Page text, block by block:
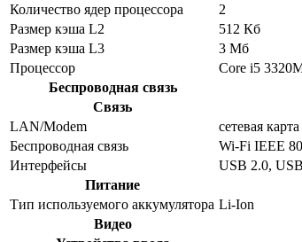
Количество ядер процессора
2
Размер кэша L2
512 Кб
Размер кэша L3
3 Мб
Процессор
Core i5
Беспроводная связь
Связь
LAN/Modem
сетевая
Беспроводная связь
Wi-Fi IEEE
Интерфейсы
USB 2.0,
Питание
Тип используемого аккумулятора Li-Ion
Видео